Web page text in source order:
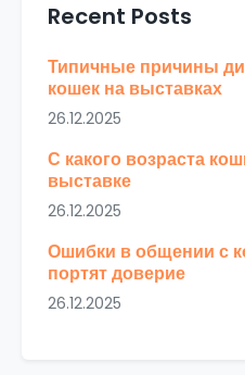
Recent Posts
Типичные причины
кошек на выставках
26.12.2025
С какого возраста
выставке
26.12.2025
Ошибки в общении с
портят доверие
26.12.2025